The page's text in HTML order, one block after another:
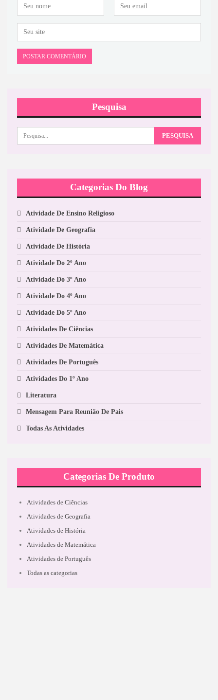
Pesquisa
Categorias Do Blog
Atividade De Ensino Religioso
Atividade De Geografia
Atividade De História
Atividade Do 2º Ano
Atividade Do 3º Ano
Atividade Do 4º Ano
Atividade Do 5º Ano
Atividades De Ciências
Atividades De Matemática
Atividades De Português
Atividades Do 1º Ano
Literatura
Mensagem Para Reunião De Pais
Todas As Atividades
Categorias De Produto
Atividades de Ciências
Atividades de Geografia
Atividades de História
Atividades de Matemática
Atividades de Português
Todas as categorias